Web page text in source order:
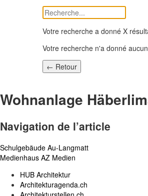
Votre recherche a donné X
Votre recherche n'a donné
← Retour
Wohnanlage
Navigation de l’article
Schulgebäude Au-Langmatt
Medienhaus AZ Medien
HUB Architektur
Architekturagenda.ch